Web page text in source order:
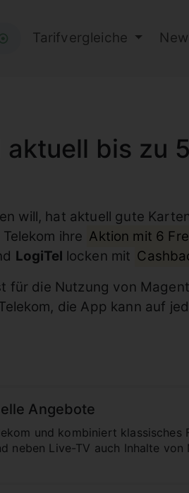
Tarifvergleiche
bis zu
will, hat aktuell gute
ihre Aktion mit 6
LogiTel locken mit
für die Nutzung von
die App kann auf
Angebote
und kombiniert klassisches
neben Live-TV auch Inhalte